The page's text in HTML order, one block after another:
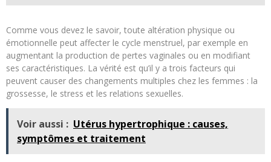
Comme vous devez le savoir, toute altération physique ou
émotionnelle peut affecter le cycle menstruel, par exemple en
augmentant la production de pertes vaginales ou en modifiant
ses caractéristiques. La vérité est qu’il y a trois facteurs qui
peuvent causer des changements multiples chez les femmes : la
grossesse, le stress et les relations sexuelles.
Voir aussi : Utérus hypertrophique : causes,
symptômes et traitement